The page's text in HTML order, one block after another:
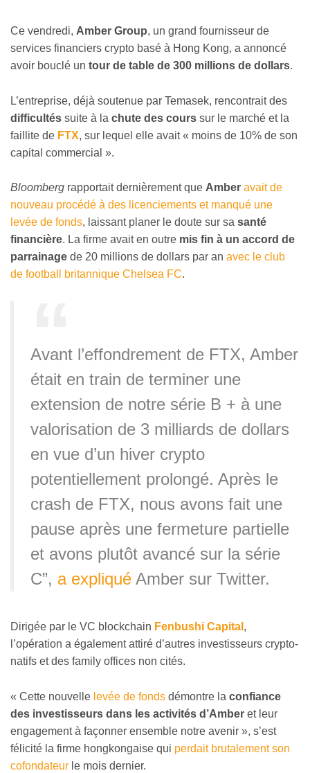
Ce vendredi, Amber Group, un grand fournisseur de
services financiers crypto basé à Hong Kong, a annoncé
avoir bouclé un tour de table de 300 millions de dollars.
L’entreprise, déjà soutenue par Temasek, rencontrait des
difficultés suite à la chute des cours sur le marché et la
faillite de FTX, sur lequel elle avait « moins de 10% de son
capital commercial ».
Bloomberg rapportait dernièrement que Amber avait de
nouveau procédé à des licenciements et manqué une
levée de fonds, laissant planer le doute sur sa santé
financière. La firme avait en outre mis fin à un accord de
parrainage de 20 millions de dollars par an avec le club
de football britannique Chelsea FC.
Avant l’effondrement de FTX, Amber
était en train de terminer une
extension de notre série B + à une
valorisation de 3 milliards de dollars
en vue d’un hiver crypto
potentiellement prolongé. Après le
crash de FTX, nous avons fait une
pause après une fermeture partielle
et avons plutôt avancé sur la série
C”, a expliqué Amber sur Twitter.
Dirigée par le VC blockchain Fenbushi Capital ,
l’opération a également attiré d’autres investisseurs crypto-
natifs et des family offices non cités.
« Cette nouvelle levée de fonds démontre la confiance
des investisseurs dans les activités d’Amber et leur
engagement à façonner ensemble notre avenir », s’est
félicité la firme hongkongaise qui perdait brutalement son
cofondateur le mois dernier.